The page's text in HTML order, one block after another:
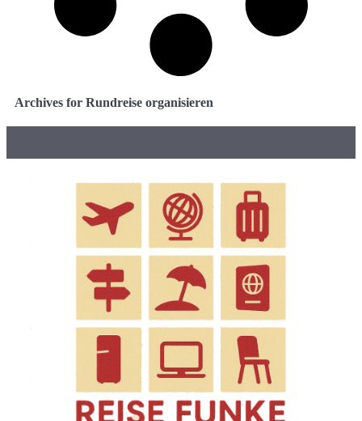
Archives for Rundreise organisieren